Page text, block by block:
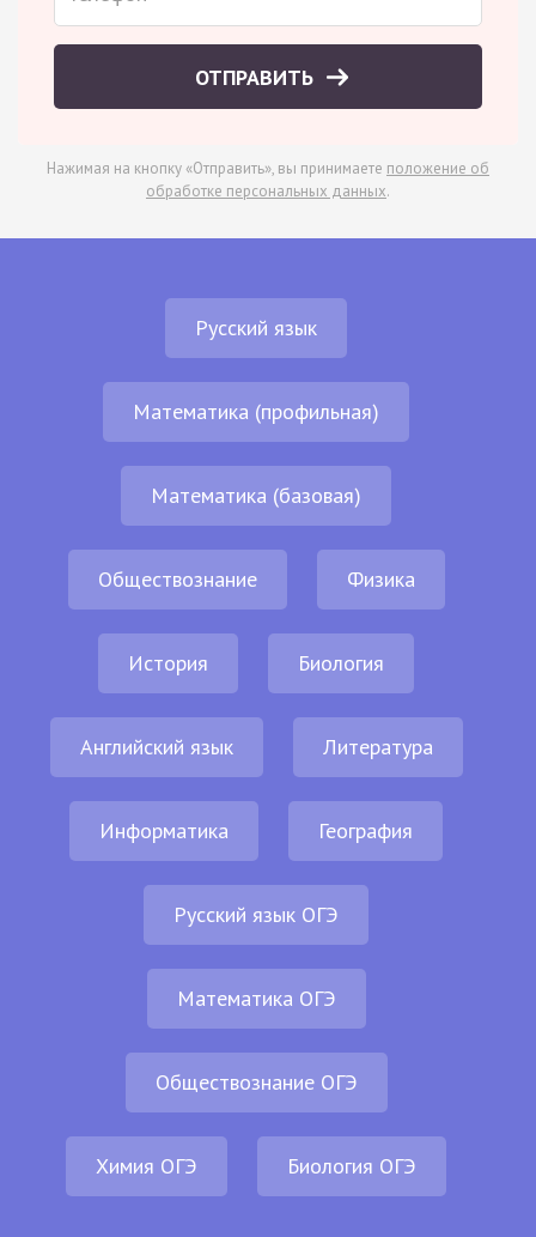
ОТПРАВИТЬ
Нажимая на кнопку «Отправить», вы принимаете положение об
обработке персональных данных.
Русский язык
Математика (профильная)
Математика (базовая)
Обществознание Физика
История Биология
Английский язык Литература
Информатика География
Русский язык ОГЭ
Математика ОГЭ
Обществознание ОГЭ
Химия ОГЭ Биология ОГЭ